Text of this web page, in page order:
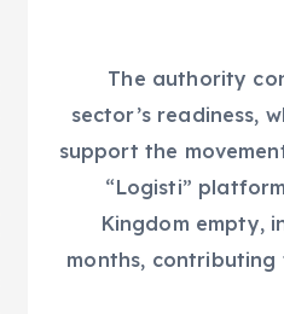
The authority
sector’s readiness,
support the
“Logisti”
Kingdom empty,
months,